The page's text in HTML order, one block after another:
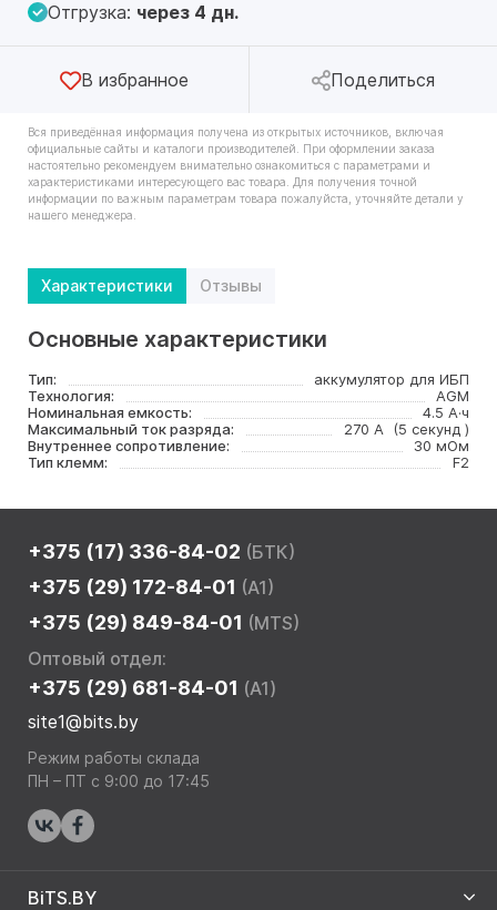
Отгрузка: через 4 дн.
В избранное Поделиться
Вся приведённая информация получена из открытых источников, включая
официальные сайты и каталоги производителей. При оформлении заказа
настоятельно рекомендуем внимательно ознакомиться с параметрами и
характеристиками интересующего вас товара. Для получения точной
информации по важным параметрам товара пожалуйста, уточняйте детали у
нашего менеджера.
Характеристики Отзывы
Основные характеристики
Тип:
аккумулятор для ИБП
Технология:
AGM
Номинальная емкость:
4.5 А·ч
Максимальный ток разряда:
270 А (5 секунд )
Внутреннее сопротивление:
30 мОм
Тип клемм:
F2
+375 (17) 336-84-02 (БТК)
+375 (29) 172-84-01 (A1)
+375 (29) 849-84-01 (MTS)
Оптовый отдел:
+375 (29) 681-84-01 (A1)
site1@bits.by
Режим работы склада
ПН – ПТ с 9:00 до 17:45
BiTS.BY